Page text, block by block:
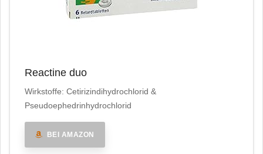
Reactine duo
Wirkstoffe: Cetirizindihydrochlorid &
Pseudoephedrinhydrochlorid
BEI AMAZON